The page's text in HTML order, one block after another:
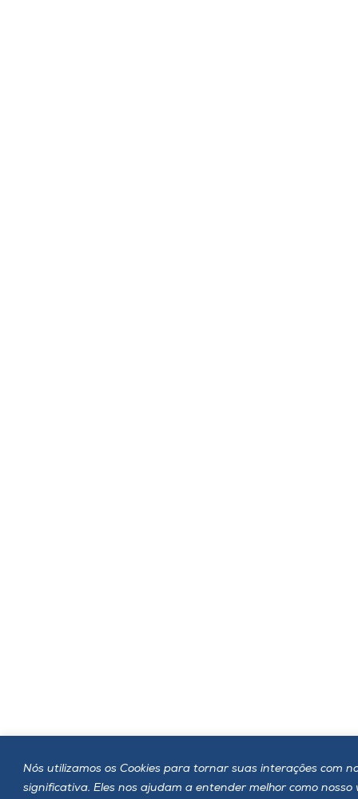
Nós utilizamos os Cookies para tornar suas interações com
significativa. Eles nos ajudam a entender melhor como nosso